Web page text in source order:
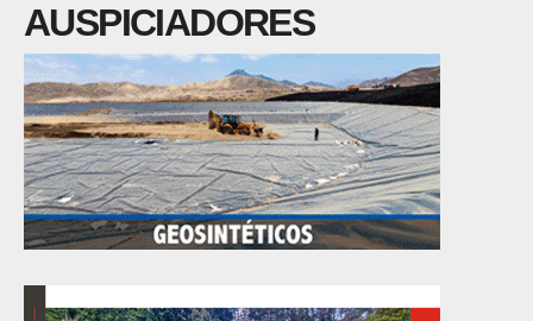
AUSPICIADORES